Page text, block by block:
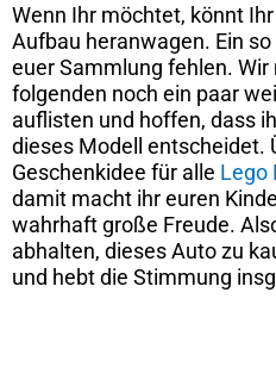
Wenn Ihr möchtet, könnt
Aufbau heranwagen. Ein
euer Sammlung fehlen.
folgenden noch ein paar
auflisten und hoffen, dass
dieses Modell entscheidet.
Geschenkidee für alle Lego
damit macht ihr euren
wahrhaft große Freude.
abhalten, dieses Auto zu
und hebt die Stimmung